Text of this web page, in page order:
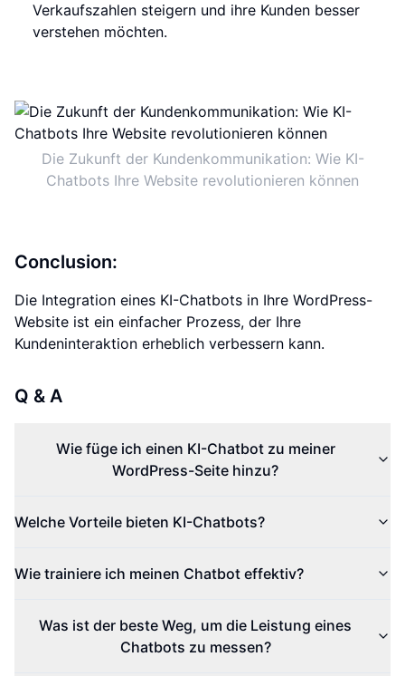
Verkaufszahlen steigern und ihre Kunden besser
verstehen möchten.
Die Zukunft der Kundenkommunikation: Wie KI-
Chatbots Ihre Website revolutionieren können
Conclusion:
Die Integration eines KI-Chatbots in Ihre WordPress-
Website ist ein einfacher Prozess, der Ihre
Kundeninteraktion erheblich verbessern kann.
Q & A
Wie füge ich einen KI-Chatbot zu meiner
WordPress-Seite hinzu?
Welche Vorteile bieten KI-Chatbots?
Wie trainiere ich meinen Chatbot effektiv?
Was ist der beste Weg, um die Leistung eines
Chatbots zu messen?